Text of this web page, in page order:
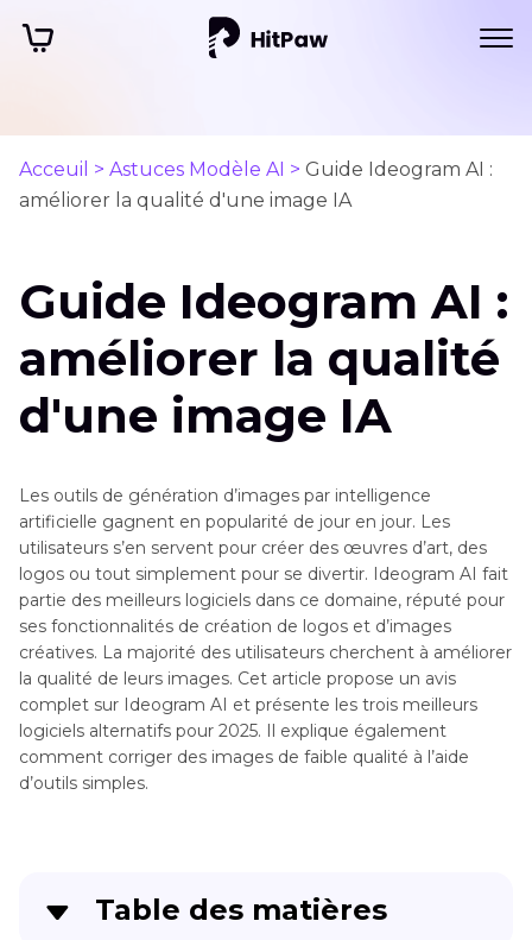
Acceuil > Astuces Modèle AI > Guide Ideogram AI :
améliorer la qualité d'une image IA
Guide Ideogram AI :
améliorer la qualité
d'une image IA
Les outils de génération d’images par intelligence
artificielle gagnent en popularité de jour en jour. Les
utilisateurs s’en servent pour créer des œuvres d’art, des
logos ou tout simplement pour se divertir. Ideogram AI fait
partie des meilleurs logiciels dans ce domaine, réputé pour
ses fonctionnalités de création de logos et d’images
créatives. La majorité des utilisateurs cherchent à améliorer
la qualité de leurs images. Cet article propose un avis
complet sur Ideogram AI et présente les trois meilleurs
logiciels alternatifs pour 2025. Il explique également
comment corriger des images de faible qualité à l’aide
d’outils simples.
Table des matières